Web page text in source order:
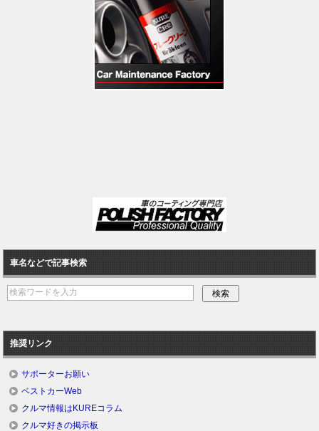
車名などで記事検索
推奨リンク
サポーターお願い
ベストカーWeb
クルマ情報はKUREコラム
クルマ好きの掲示板